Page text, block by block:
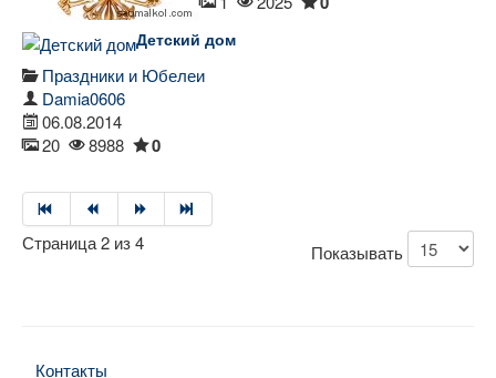
Детский дом
Праздники и Юбелеи
Damia0606
06.08.2014
20
8988 0
Страница 2 из 4 Показывать
Контакты